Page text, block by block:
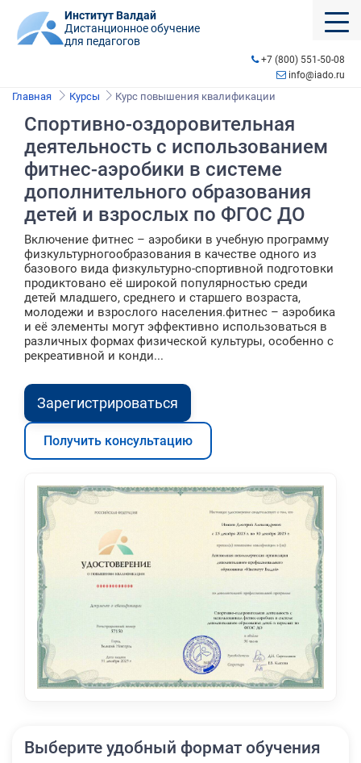
Институт Валдай
Дистанционное обучение
для педагогов
+7 (800) 551-50-08
info@iado.ru
Главная Курсы Курс повышения квалификации
Спортивно-оздоровительная
деятельность с использованием
фитнес-аэробики в системе
дополнительного образования
детей и взрослых по ФГОС ДО
Включение фитнес – аэробики в учебную программу
физкультурногообразования в качестве одного из
базового вида физкультурно-спортивной подготовки
продиктовано её широкой популярностью среди
детей младшего, среднего и старшего возраста,
молодежи и взрослого населения.фитнес – аэробика
и её элементы могут эффективно использоваться в
различных формах физической культуры, особенно с
рекреативной и конди...
Зарегистрироваться
Получить консультацию
Выберите удобный формат обучения